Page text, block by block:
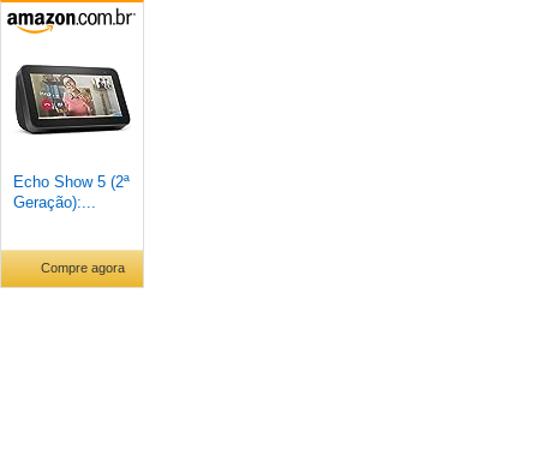
Echo Show 5 (2ª
Geração):...
Compre agora